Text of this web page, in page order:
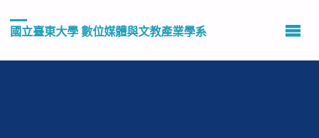
國立臺東大學 數位媒體與文教產業學系